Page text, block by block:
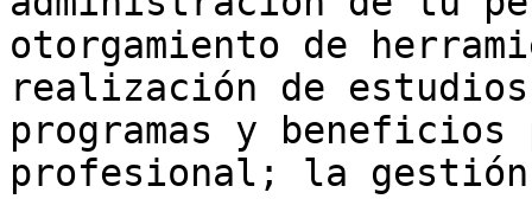
otorgamiento de
realización de
programas y
profesional; la